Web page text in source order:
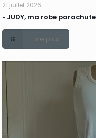
21 juillet 2026
• JUDY, ma robe parachute
Lire plus